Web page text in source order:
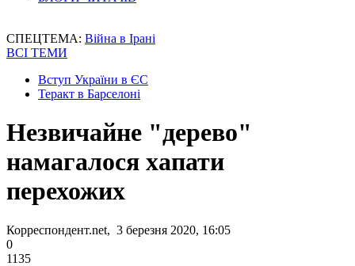
СПЕЦТЕМА: Війна в Ірані
ВСІ ТЕМИ
Вступ України в ЄС
Теракт в Барселоні
Незвичайне "дерево"
намагалося хапати
перехожих
Корреспондент.net, 3 березня 2020, 16:05
0
1135